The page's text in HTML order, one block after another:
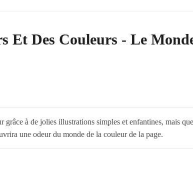
Et Des Couleurs - Le
grâce à de jolies illustrations simples et enfantines, mais
une odeur du monde de la couleur de la page.